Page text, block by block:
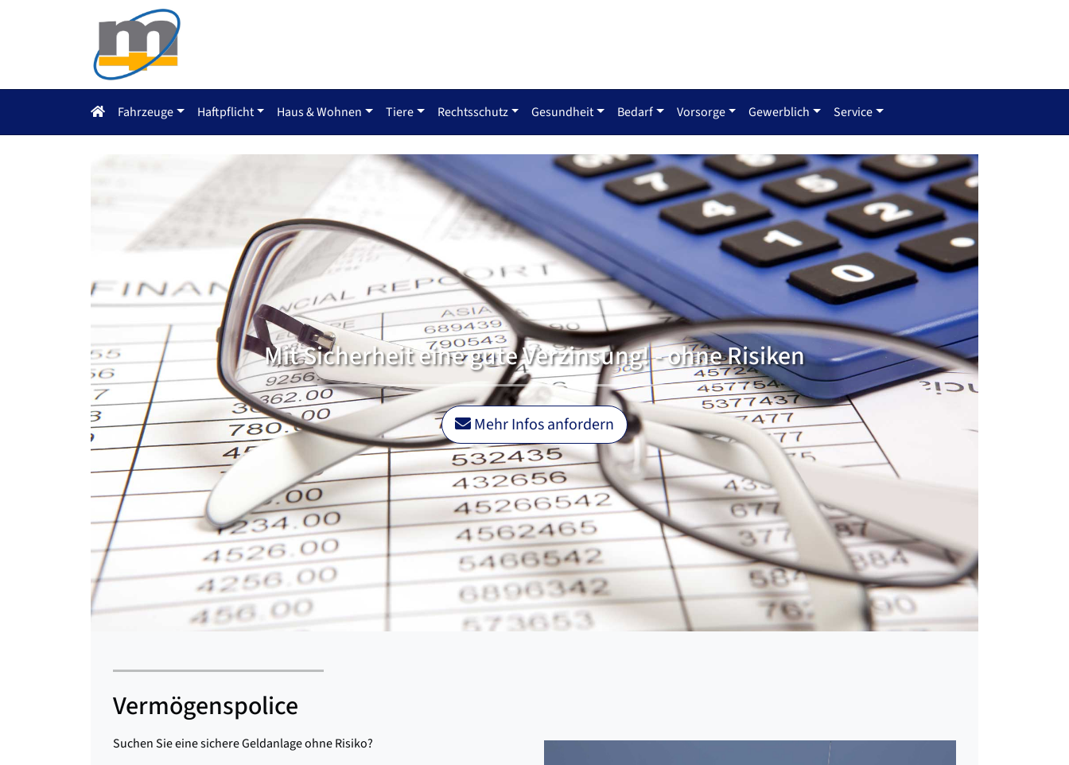
Fahrzeuge Haftpflicht Haus & Wohnen Tiere Rechtsschutz Gesundheit Bedarf Vorsorge Gewerblich Service
Mit Sicherheit eine gute Verzinsung! - ohne Risiken
Mehr Infos anfordern
Vermögenspolice
Suchen Sie eine sichere Geldanlage ohne Risiko?